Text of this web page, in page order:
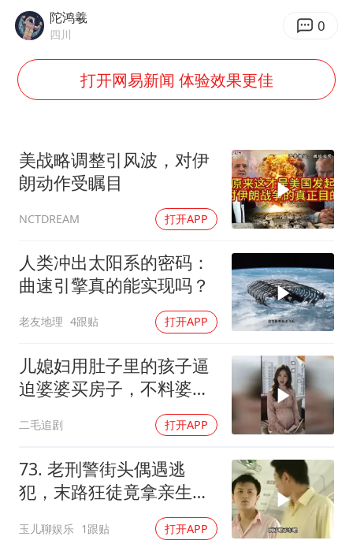
白海豚将正面袭击贯穿浙江
黄金牛市回来了吗
酒店花洒现排泄物住客索赔遭拒
夏日经济乘“热”而上 消费市场向“新”而行
36岁男演员成景区NPC后人气爆棚
新疆优化调整景区内自驾服务费
全民健身事业高质量发展
乐享全民健身 共筑健康中国
陀鸿羲
四川 0
打开网易新闻 体验效果更佳
美战略调整引风波，对伊
朗动作受瞩目
NCTDREAM 打开APP
人类冲出太阳系的密码：
曲速引擎真的能实现吗？
老友地理 4跟贴 打开APP
儿媳妇用肚子里的孩子逼
迫婆婆买房子，不料婆婆
二毛追剧 打开APP
73. 老刑警街头偶遇逃
犯，末路狂徒竟拿亲生儿
玉儿聊娱乐 1跟贴 打开APP